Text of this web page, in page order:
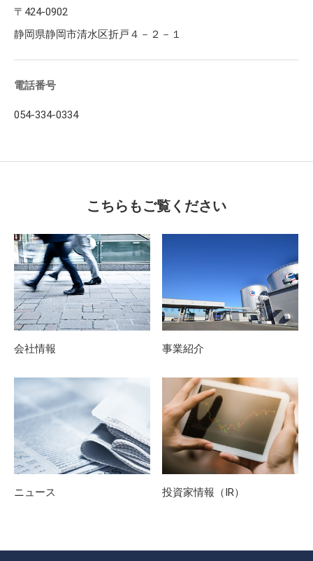
〒424-0902
静岡県静岡市清水区折戸４－２－１
電話番号
054-334-0334
こちらもご覧ください
会社情報 事業紹介
ニュース 投資家情報（IR）